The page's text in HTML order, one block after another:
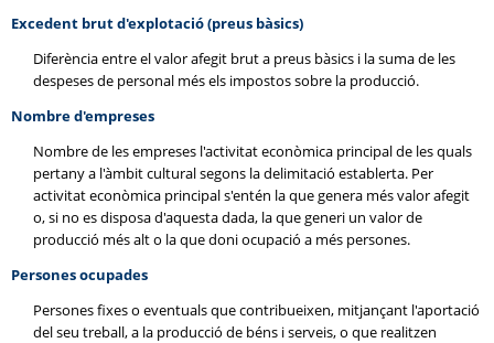
Excedent brut d'explotació (preus bàsics)
Diferència entre el valor afegit brut a preus bàsics i la suma de les
despeses de personal més els impostos sobre la producció.
Nombre d'empreses
Nombre de les empreses l'activitat econòmica principal de les quals
pertany a l'àmbit cultural segons la delimitació establerta. Per
activitat econòmica principal s'entén la que genera més valor afegit
o, si no es disposa d'aquesta dada, la que generi un valor de
producció més alt o la que doni ocupació a més persones.
Persones ocupades
Persones fixes o eventuals que contribueixen, mitjançant l'aportació
del seu treball, a la producció de béns i serveis, o que realitzen